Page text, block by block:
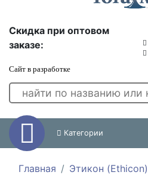
Скидка при оптовом
заказе:
Сайт в разработке
Категории
Главная
Этикон (Ethicon)